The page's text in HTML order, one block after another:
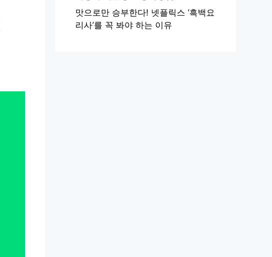
맛으로만 승부한다! 넷플릭스 ‘흑백요
리사’를 꼭 봐야 하는 이유